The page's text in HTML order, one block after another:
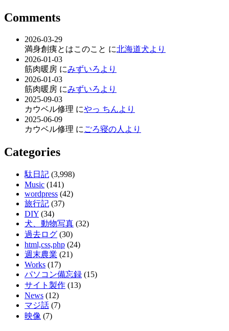
Comments
2026-03-29
満身創痍とはこのこと に北海道犬より
2026-01-03
筋肉暖房 にみずいろより
2026-01-03
筋肉暖房 にみずいろより
2025-09-03
カウベル修理 にやっ ちんより
2025-06-09
カウベル修理 に ごろ寝の人より
Categories
駄日記 (3,998)
Music (141)
wordpress (42)
旅行記 (37)
DIY (34)
犬、動物写真 (32)
過去ログ (30)
html,css,php (24)
週末農業 (21)
Works (17)
パソコン備忘録 (15)
サイト製作 (13)
News (12)
マジ話 (7)
映像 (7)